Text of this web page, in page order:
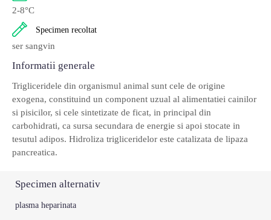
2-8°C
Specimen recoltat
ser sangvin
Informatii generale
Trigliceridele din organismul animal sunt cele de origine
exogena, constituind un component uzual al alimentatiei cainilor
si pisicilor, si cele sintetizate de ficat, in principal din
carbohidrati, ca sursa secundara de energie si apoi stocate in
tesutul adipos. Hidroliza trigliceridelor este catalizata de lipaza
pancreatica.
Specimen alternativ
plasma heparinata